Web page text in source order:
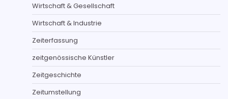
Wirtschaft & Gesellschaft
Wirtschaft & Industrie
Zeiterfassung
zeitgenössische Künstler
Zeitgeschichte
Zeitumstellung